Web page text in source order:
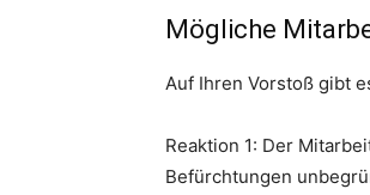
Mögliche
Auf Ihren Vorstoß gibt
Reaktion 1: Der
Befürchtungen